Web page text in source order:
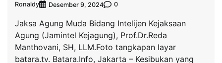
Ronaldy Desember 9, 2024 0
Jaksa Agung Muda Bidang Intelijen Kejaksaan
Agung (Jamintel Kejagung), Prof.Dr.Reda
Manthovani, SH, LLM.Foto tangkapan layar
batara.tv. Batara.Info, Jakarta – Kesibukan yang